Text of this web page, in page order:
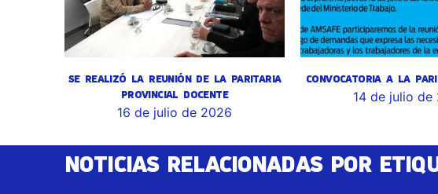
SE REALIZÓ LA REUNIÓN DE LA PARITARIA
PROVINCIAL DOCENTE
16 de julio de 2026
CONVOCATORIA A LA
14 de julio de
NOTICIAS RELACIONADAS POR